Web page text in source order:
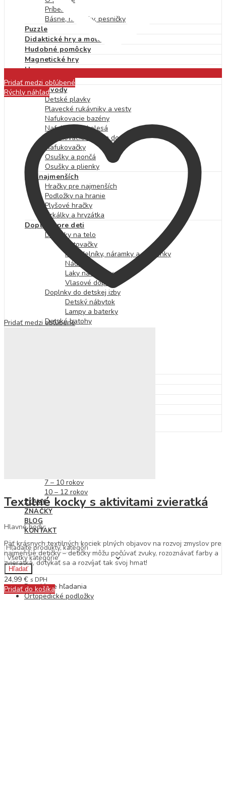
Príbehy
Básne, riekanky, pesničky
Puzzle
Didaktické hry a motorika
Hudobné pomôcky
Magnetické hry
Hry na von
Hry na cesty
Hry do vody
Detské plavky
Plavecké rukávniky a vesty
Nafukovacie bazény
Nafukovacie kolesá
Nafukovacie lopty a doplnky
Nafukovačky
Osušky a pončá
Osušky a plienky
Pre najmenších
Hračky pre najmenších
Podložky na hranie
Plyšové hračky
Hrkálky a hryzátka
Doplnky pre deti
Doplnky na telo
Tetovačky
Náhrdelníky, náramky a prstienky
Náušnice
Laky na nechty
Vlasové doplnky
Doplnky do detskej izby
Detský nábytok
Lampy a baterky
Detské batohy
7 – 10 rokov
10 – 12 rokov
ZĽAVY
ZNAČKY
BLOG
KONTAKT
Hľadať
Populárne hľadania
Ortopedické podložky
Pridať medzi obľúbené
Rýchly náhľad
Pridať medzi obľúbené
Textilné kocky s aktivitami zvieratká
Hlavné body:
Päť krásnych textilných kociek plných objavov na rozvoj zmyslov pre
najmenšie detičky – detičky môžu počúvať zvuky, rozoznávať farby a
zvieratká, dotýkať sa a rozvíjať tak svoj hmat!
24,99 € s DPH
Pridať do košíka